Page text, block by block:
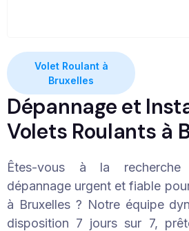
Volet Roulant à
Bruxelles
Dépannage et
Volets Roulants à
Êtes-vous à la
dépannage urgent et fiable
à Bruxelles ? Notre équipe
disposition 7 jours sur 7,